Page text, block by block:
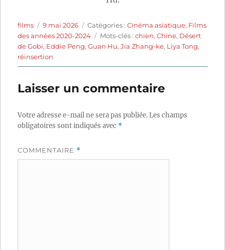
Auteur
films
Publié
le
9 mai 2026 Catégories
Catégories :Cinéma asiatique, Films
des années 2020-2024
Étiquettes
Mots-clés :chien,Chine, Désert
de Gobi, Eddie Peng,Guan Hu,Jia Zhang-ke, Liya Tong,
réinsertion
Laisser un commentaire
Votre adresse e-mail ne sera pas publiée.Les champs
obligatoires sont indiqués avec *
COMMENTAIRE *